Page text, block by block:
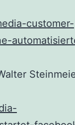
customer-